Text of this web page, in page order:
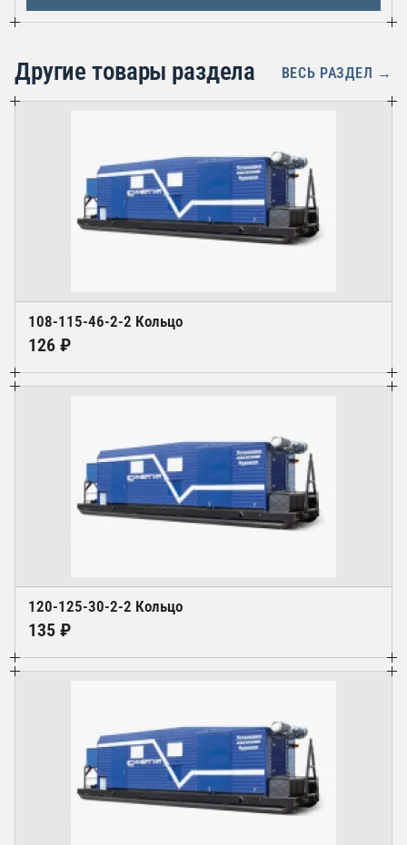
Другие товары раздела ВЕСЬ РАЗДЕЛ →
108-115-46-2-2 Кольцо
126 ₽
120-125-30-2-2 Кольцо
135 ₽